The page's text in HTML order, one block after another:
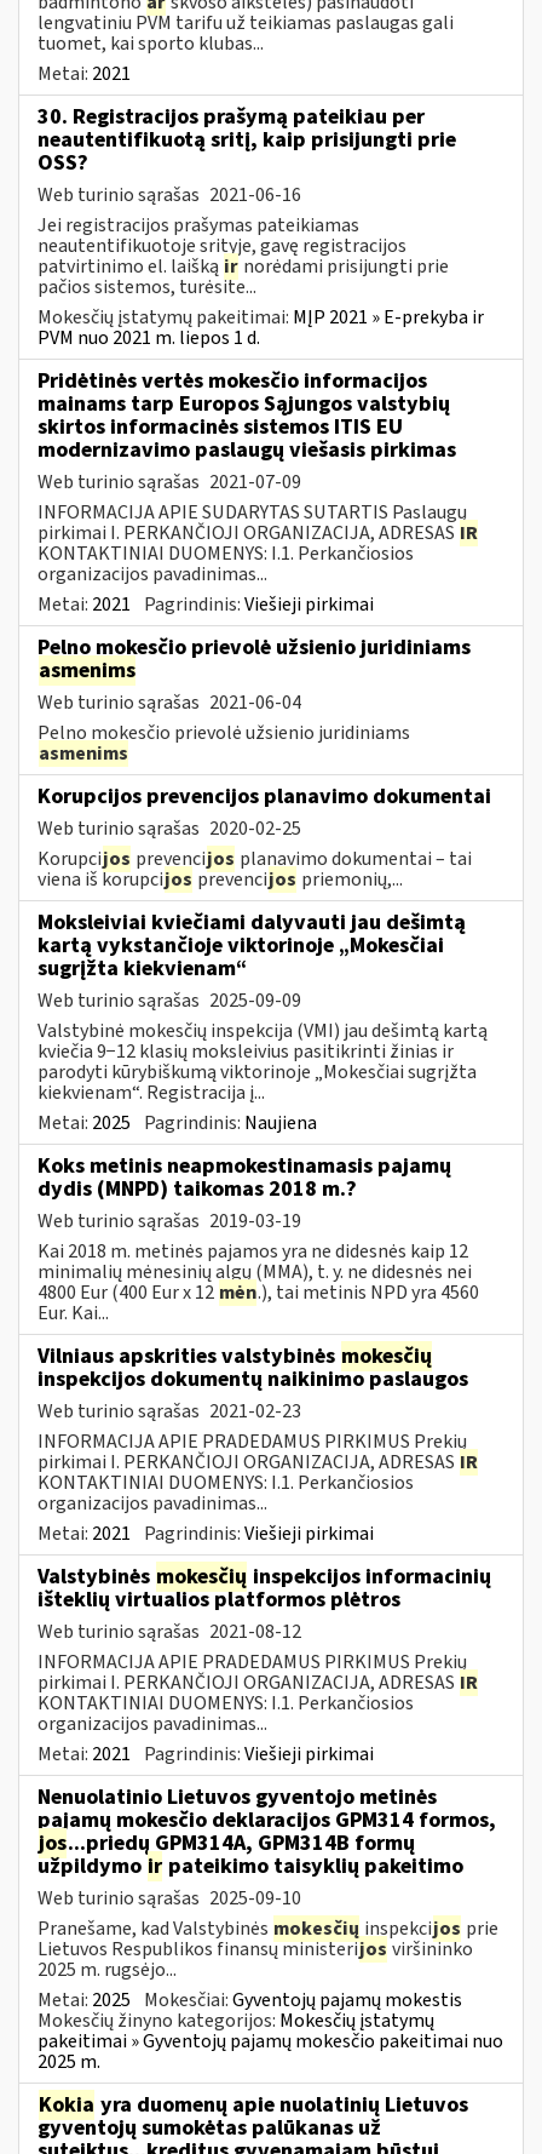
lengvatiniu PVM tarifu už teikiamas paslaugas gali
tuomet, kai sporto klubas...
Metai: 2021
30. Registracijos prašymą pateikiau per
neautentifikuotą sritį, kaip prisijungti prie
OSS?
Web turinio sąrašas 2021-06-16
Jei registracijos prašymas pateikiamas
neautentifikuotoje srityje, gavę registracijos
patvirtinimo el. laišką ir norėdami prisijungti prie
pačios sistemos, turėsite...
Mokesčių įstatymų pakeitimai: MĮP 2021 » E-prekyba ir
PVM nuo 2021 m. liepos 1 d.
Pridėtinės vertės mokesčio informacijos
mainams tarp Europos Sąjungos valstybių
skirtos informacinės sistemos ITIS EU
modernizavimo paslaugų viešasis pirkimas
Web turinio sąrašas 2021-07-09
INFORMACIJA APIE SUDARYTAS SUTARTIS Paslaugų
pirkimai I. PERKANČIOJI ORGANIZACIJA, ADRESAS IR
KONTAKTINIAI DUOMENYS: I.1. Perkančiosios
organizacijos pavadinimas...
Metai: 2021 Pagrindinis:Viešieji pirkimai
Pelno mokesčio prievolė užsienio juridiniams
asmenims
Web turinio sąrašas 2021-06-04
Pelno mokesčio prievolė užsienio juridiniams
asmenims
Korupcijos prevencijos planavimo dokumentai
Web turinio sąrašas 2020-02-25
Korupcijos prevencijos planavimo dokumentai – tai
viena iš korupcijos prevencijos priemonių,...
Moksleiviai kviečiami dalyvauti jau dešimtą
kartą vykstančioje viktorinoje „Mokesčiai
sugrįžta kiekvienam“
Web turinio sąrašas 2025-09-09
Valstybinė mokesčių inspekcija (VMI) jau dešimtą kartą
kviečia 9−12 klasių moksleivius pasitikrinti žinias ir
parodyti kūrybiškumą viktorinoje „Mokesčiai sugrįžta
kiekvienam“. Registracija į...
Metai: 2025 Pagrindinis: Naujiena
Koks metinis neapmokestinamasis pajamų
dydis (MNPD) taikomas 2018 m.?
Web turinio sąrašas 2019-03-19
Kai 2018 m. metinės pajamos yra ne didesnės kaip 12
minimalių mėnesinių algų (MMA), t. y. ne didesnės nei
4800 Eur (400 Eur x 12 mėn.), tai metinis NPD yra 4560
Eur. Kai...
Vilniaus apskrities valstybinės mokesčių
inspekcijos dokumentų naikinimo paslaugos
Web turinio sąrašas 2021-02-23
INFORMACIJA APIE PRADEDAMUS PIRKIMUS Prekių
pirkimai I. PERKANČIOJI ORGANIZACIJA, ADRESAS IR
KONTAKTINIAI DUOMENYS: I.1. Perkančiosios
organizacijos pavadinimas...
Metai: 2021 Pagrindinis:Viešieji pirkimai
Valstybinės mokesčių inspekcijos informacinių
išteklių virtualios platformos plėtros
Web turinio sąrašas 2021-08-12
INFORMACIJA APIE PRADEDAMUS PIRKIMUS Prekių
pirkimai I. PERKANČIOJI ORGANIZACIJA, ADRESAS IR
KONTAKTINIAI DUOMENYS: I.1. Perkančiosios
organizacijos pavadinimas...
Metai: 2021 Pagrindinis:Viešieji pirkimai
Nenuolatinio Lietuvos gyventojo metinės
pajamų mokesčio deklaracijos GPM314 formos,
jos...priedų GPM314A, GPM314B formų
užpildymo ir pateikimo taisyklių pakeitimo
Web turinio sąrašas 2025-09-10
Pranešame, kad Valstybinės mokesčių inspekcijos prie
Lietuvos Respublikos finansų ministerijos viršininko
2025 m. rugsėjo...
Metai: 2025 Mokesčiai:Gyventojų pajamų mokestis
Mokesčių žinyno kategorijos: Mokesčių įstatymų
pakeitimai » Gyventojų pajamų mokesčio pakeitimai nuo
2025 m.
Kokia yra duomenų apie nuolatinių Lietuvos
gyventojų sumokėtas palūkanas už